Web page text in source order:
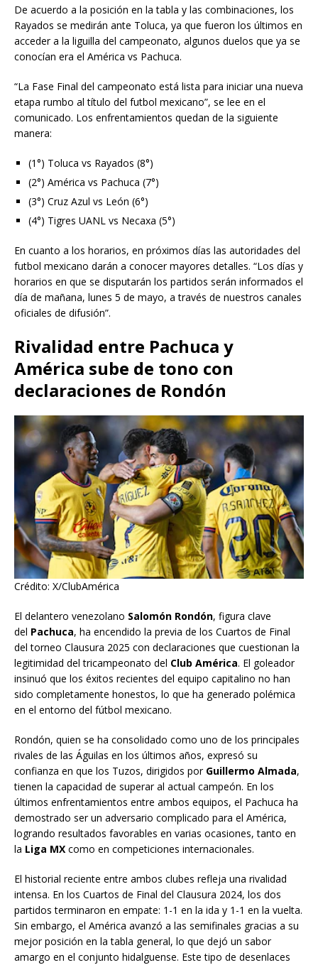
De acuerdo a la posición en la tabla y las combinaciones, los
Rayados se medirán ante Toluca, ya que fueron los últimos en
acceder a la liguilla del campeonato, algunos duelos que ya se
conocían era el América vs Pachuca.
“La Fase Final del campeonato está lista para iniciar una nueva
etapa rumbo al título del futbol mexicano”, se lee en el
comunicado. Los enfrentamientos quedan de la siguiente
manera:
(1°) Toluca vs Rayados (8°)
(2°) América vs Pachuca (7°)
(3°) Cruz Azul vs León (6°)
(4°) Tigres UANL vs Necaxa (5°)
En cuanto a los horarios, en próximos días las autoridades del
futbol mexicano darán a conocer mayores detalles. “Los días y
horarios en que se disputarán los partidos serán informados el
día de mañana, lunes 5 de mayo, a través de nuestros canales
oficiales de difusión”.
Rivalidad entre Pachuca y
América sube de tono con
declaraciones de Rondón
Crédito: X/ClubAmérica
El delantero venezolano Salomón Rondón, figura clave
del Pachuca, ha encendido la previa de los Cuartos de Final
del torneo Clausura 2025 con declaraciones que cuestionan la
legitimidad del tricampeonato del Club América. El goleador
insinuó que los éxitos recientes del equipo capitalino no han
sido completamente honestos, lo que ha generado polémica
en el entorno del fútbol mexicano.
Rondón, quien se ha consolidado como uno de los principales
rivales de las Águilas en los últimos años, expresó su
confianza en que los Tuzos, dirigidos por Guillermo Almada,
tienen la capacidad de superar al actual campeón. En los
últimos enfrentamientos entre ambos equipos, el Pachuca ha
demostrado ser un adversario complicado para el América,
logrando resultados favorables en varias ocasiones, tanto en
la Liga MX como en competiciones internacionales.
El historial reciente entre ambos clubes refleja una rivalidad
intensa. En los Cuartos de Final del Clausura 2024, los dos
partidos terminaron en empate: 1-1 en la ida y 1-1 en la vuelta.
Sin embargo, el América avanzó a las semifinales gracias a su
mejor posición en la tabla general, lo que dejó un sabor
amargo en el conjunto hidalguense. Este tipo de desenlaces